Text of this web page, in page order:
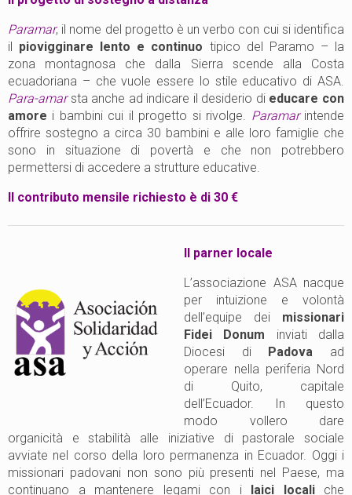
Paramar, il nome del progetto è un verbo con cui si identifica
il piovigginare lento e continuo tipico del Paramo – la
zona montagnosa che dalla Sierra scende alla Costa
ecuadoriana – che vuole essere lo stile educativo di ASA.
Para-amarsta anche ad indicare il desiderio di educare con
amore i bambini cui il progetto si rivolge. Paramar intende
offrire sostegno a circa 30 bambini e alle loro famiglie che
sono in situazione di povertà e che non potrebbero
permettersi di accedere a strutture educative.
Il contributo mensile richiesto è di 30 €
Il parner locale
L’associazione ASA nacque
per intuizione e volontà
dell’equipe dei missionari
Fidei Donum inviati dalla
Diocesi di Padova ad
operare nella periferia Nord
di Quito, capitale
dell’Ecuador. In questo
modo vollero dare
organicità e stabilità alle iniziative di pastorale sociale
avviate nel corso della loro permanenza in Ecuador. Oggi i
missionari padovani non sono più presenti nel Paese, ma
continuano a mantenere legami con i laici localiche